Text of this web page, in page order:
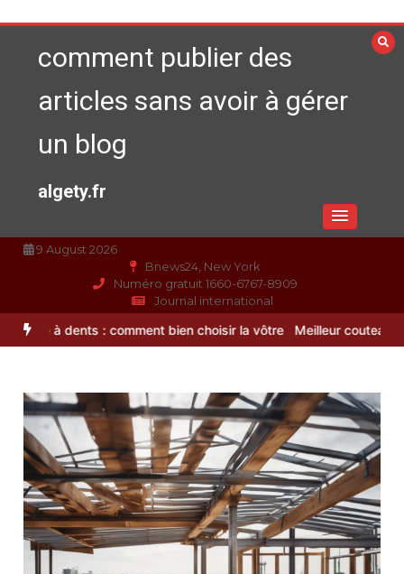
au
contenucomment publier des
articles sans avoir à gérer
un blog
algety.fr
9 August 2026
Bnews24, New York
Numéro gratuit 1660-6767-8909
Journal international
dents : comment bien choisir la vôtre Meilleur couteaux de